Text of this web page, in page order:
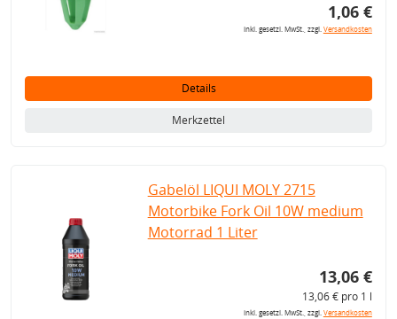
1,06 €
inkl. gesetzl. MwSt., zzgl.Versandkosten
Details
Merkzettel
Gabelöl LIQUI MOLY 2715
Motorbike Fork Oil 10W medium
Motorrad 1 Liter
13,06 €
13,06 € pro 1 l
inkl. gesetzl. MwSt., zzgl.Versandkosten